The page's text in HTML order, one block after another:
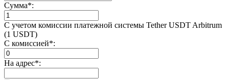
Сумма*:
С учетом комиссии платежной системы Tether USDT Arbitrum
(1 USDT)
С комиссией*:
На адрес*: